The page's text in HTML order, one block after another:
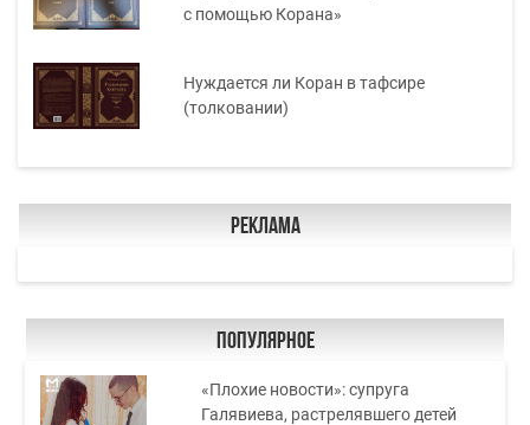
с помощью Корана»
Нуждается ли Коран в тафсире
(толковании)
Реклама
Популярное
«Плохие новости»: супруга
Галявиева, растрелявшего детей